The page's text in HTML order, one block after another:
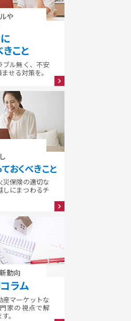
や
こと
ブル無く、不安
せる対策を。
おくべきこと
災保険の適切な
しにまつわるチ
動向
ラム
産マーケットな
家の視点で解
。